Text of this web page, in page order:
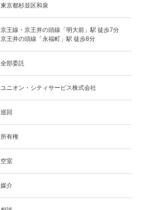
東京都杉並区和泉
京王線・京王井の頭線「明大前」駅 徒歩7分
京王井の頭線「永福町」駅 徒歩8分
全部委託
ユニオン・シティサービス株式会社
巡回
所有権
空室
媒介